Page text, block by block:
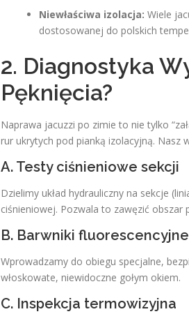
Niewłaściwa izolacja: Wiele
dostosowanej do polskich
2. Diagnostyka
Pęknięcia?
Naprawa jacuzzi po zimie to nie tylko
rur ukrytych pod pianką izolacyjną. Nasz
A. Testy ciśnieniowe sekcji
Dzielimy układ hydrauliczny na sekcje
ciśnieniowej. Pozwala to zawęzić obszar
B. Barwniki fluorescencyjne
Wprowadzamy do obiegu specjalne,
włoskowate, niewidoczne gołym okiem.
C. Inspekcja termowizyjna